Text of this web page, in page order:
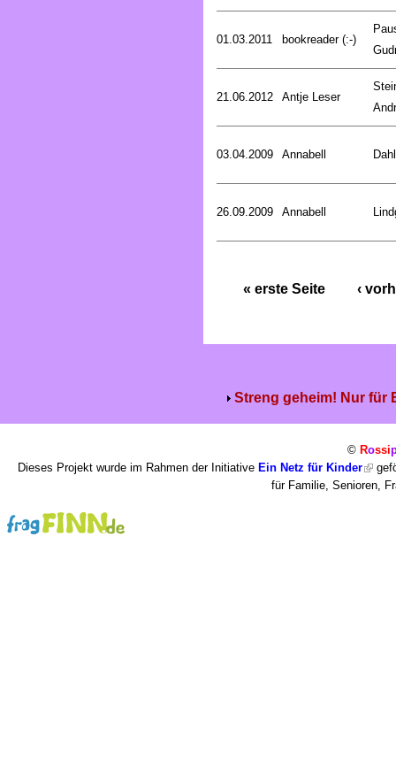
01.03.2011 bookreader (:-)
21.06.2012 Antje Leser
03.04.2009 Annabell
26.09.2009 Annabell
« erste Seite ‹
Streng geheim! Nur für
© Rossi
Dieses Projekt wurde im Rahmen der Initiative Ein Netz für Kinder
für Familie, Senioren,